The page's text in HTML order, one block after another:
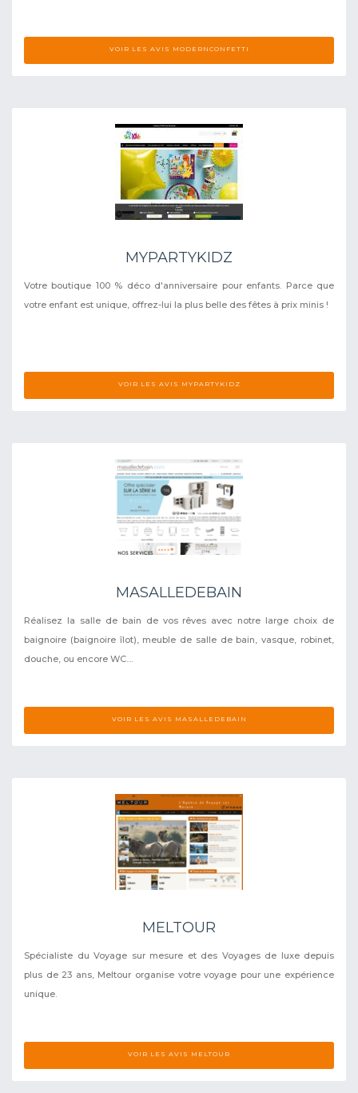
VOIR LES AVIS MODERNCONFETTI
MYPARTYKIDZ
Votre boutique 100 % déco d'anniversaire pour enfants. Parce que
votre enfant est unique, offrez-lui la plus belle des fêtes à prix minis !
VOIR LES AVIS MYPARTYKIDZ
MASALLEDEBAIN
Réalisez la salle de bain de vos rêves avec notre large choix de
baignoire (baignoire îlot), meuble de salle de bain, vasque, robinet,
douche, ou encore WC....
VOIR LES AVIS MASALLEDEBAIN
MELTOUR
Spécialiste du Voyage sur mesure et des Voyages de luxe depuis
plus de 23 ans, Meltour organise votre voyage pour une expérience
unique.
VOIR LES AVIS MELTOUR